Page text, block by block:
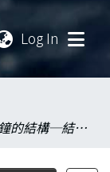
Log In
古老昆蟲時鐘的結構─結合哺乳動物和果蠅遺傳的組成分子